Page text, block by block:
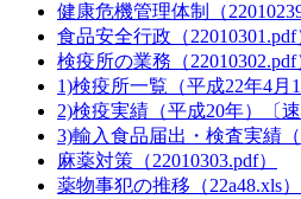
健康危機管理体制（
食品安全行政（22010301.pdf
検疫所の業務（22010302.pdf
1)検疫所一覧（平成22年4月
2)検疫実績（平成20年）〔速
3)輸入食品届出・検査実績
麻薬対策（22010303.pdf）
薬物事犯の推移（22a48.xls）